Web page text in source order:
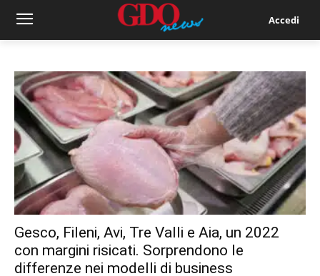
Accedi
Gesco, Fileni, Avi, Tre Valli e Aia, un 2022
con margini risicati. Sorprendono le
differenze nei modelli di business